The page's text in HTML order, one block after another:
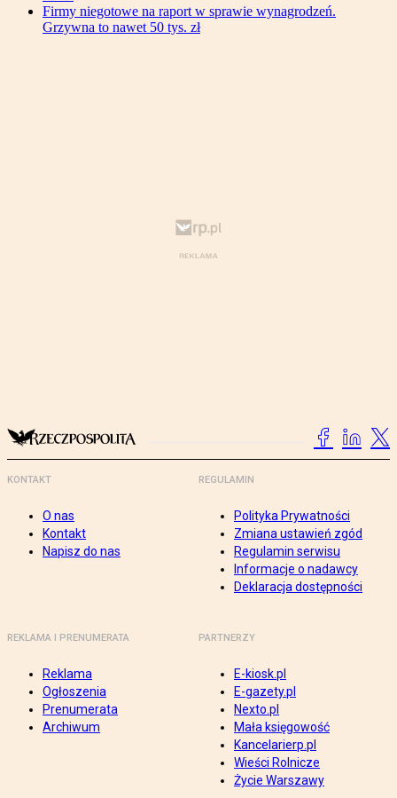
Firmy niegotowe na raport w sprawie wynagrodzeń.
Grzywna to nawet 50 tys. zł
KONTAKT
O nas
Kontakt
Napisz do nas
REGULAMIN
Polityka Prywatności
Zmiana ustawień zgód
Regulamin serwisu
Informacje o nadawcy
Deklaracja dostępności
REKLAMA I PRENUMERATA
Reklama
Ogłoszenia
Prenumerata
Archiwum
PARTNERZY
E-kiosk.pl
E-gazety.pl
Nexto.pl
Mała księgowość
Kancelarierp.pl
Wieści Rolnicze
Życie Warszawy